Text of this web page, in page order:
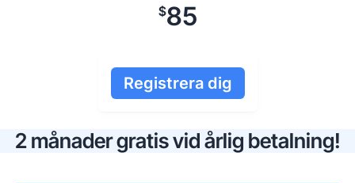
$85
Registrera dig
2 månader gratis vid årlig betalning!